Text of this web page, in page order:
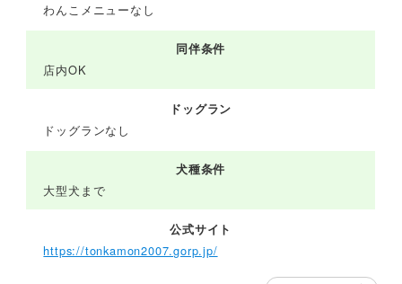
わんこメニューなし
同伴条件
店内OK
ドッグラン
ドッグランなし
犬種条件
大型犬まで
公式サイト
https://tonkamon2007.gorp.jp/